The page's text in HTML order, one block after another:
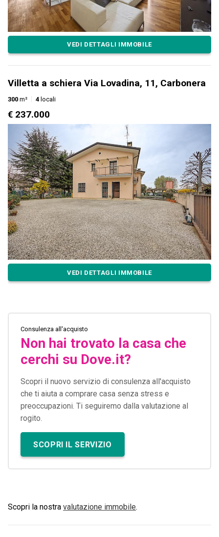
VEDI DETTAGLI IMMOBILE
Villetta a schiera Via Lovadina, 11, Carbonera
300 m² 4 locali
€ 237.000
VEDI DETTAGLI IMMOBILE
Consulenza all'acquisto
Non hai trovato la casa che
cerchi su Dove.it?
Scopri il nuovo servizio di consulenza all'acquisto
che ti aiuta a comprare casa senza stress e
preoccupazioni. Ti seguiremo dalla valutazione al
rogito.
SCOPRI IL SERVIZIO
Scopri la nostra valutazione immobile.